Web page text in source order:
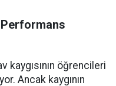
kaygısının öğrencileri
Ancak kaygının